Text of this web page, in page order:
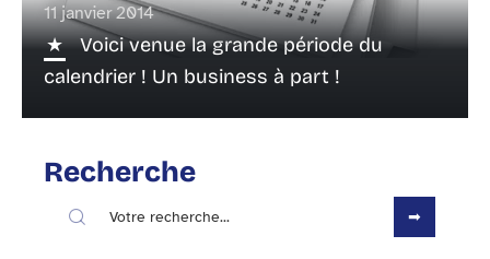
11 janvier 2014
Voici venue la grande période du
calendrier ! Un business à part !
Recherche